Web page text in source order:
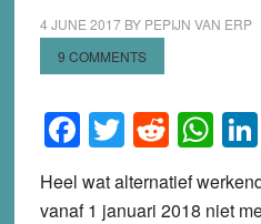
4 JUNE 2017BY PEPIJN VAN ERP
9 COMMENTS
Facebook
Twitter
Heel wat alternatief
vanaf 1 januari 2018 niet